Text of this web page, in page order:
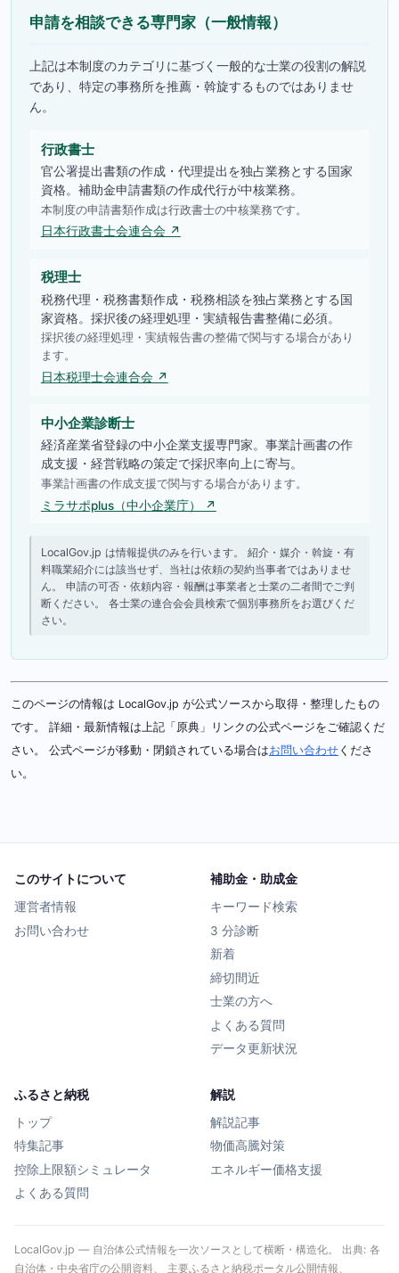
申請を相談できる専門家（一般情報）
上記は本制度のカテゴリに基づく一般的な士業の役割の解説
であり、特定の事務所を推薦・斡旋するものではありませ
ん。
行政書士
官公署提出書類の作成・代理提出を独占業務とする国家
資格。補助金申請書類の作成代行が中核業務。
本制度の申請書類作成は行政書士の中核業務です。
日本行政書士会連合会 ↗
税理士
税務代理・税務書類作成・税務相談を独占業務とする国
家資格。採択後の経理処理・実績報告書整備に必須。
採択後の経理処理・実績報告書の整備で関与する場合があり
ます。
日本税理士会連合会 ↗
中小企業診断士
経済産業省登録の中小企業支援専門家。事業計画書の作
成支援・経営戦略の策定で採択率向上に寄与。
事業計画書の作成支援で関与する場合があります。
ミラサポplus（中小企業庁） ↗
LocalGov.jp は情報提供のみを行います。 紹介・媒介・斡旋・有
料職業紹介には該当せず、当社は依頼の契約当事者ではありませ
ん。 申請の可否・依頼内容・報酬は事業者と士業の二者間でご判
断ください。 各士業の連合会会員検索で個別事務所をお選びくだ
さい。
このページの情報は LocalGov.jp が公式ソースから取得・整理したもの
です。 詳細・最新情報は上記「原典」リンクの公式ページをご確認くだ
さい。 公式ページが移動・閉鎖されている場合はお問い合わせ くださ
い。
このサイトについて
運営者情報
お問い合わせ
補助金・助成金
キーワード検索
3 分診断
新着
締切間近
士業の方へ
よくある質問
データ更新状況
ふるさと納税
トップ
特集記事
控除上限額シミュレータ
よくある質問
解説
解説記事
物価高騰対策
エネルギー価格支援
LocalGov.jp — 自治体公式情報を一次ソースとして横断・構造化。 出典: 各
自治体・中央省庁の公開資料、 主要ふるさと納税ポータル公開情報、